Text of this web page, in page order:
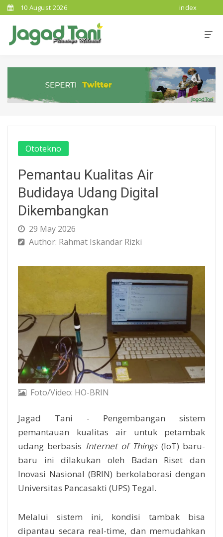
10 August 2026 index
Ototekno
Pemantau Kualitas Air
Budidaya Udang Digital
Dikembangkan
29 May 2026
Author: Rahmat Iskandar Rizki
Foto/Video: HO-BRIN
Jagad Tani - Pengembangan sistem
pemantauan kualitas air untuk petambak
udang berbasis Internet of Things(IoT) baru-
baru ini dilakukan oleh Badan Riset dan
Inovasi Nasional (BRIN) berkolaborasi dengan
Universitas Pancasakti (UPS) Tegal.
Melalui sistem ini, kondisi tambak bisa
dipantau secara real-time, dan memudahkan